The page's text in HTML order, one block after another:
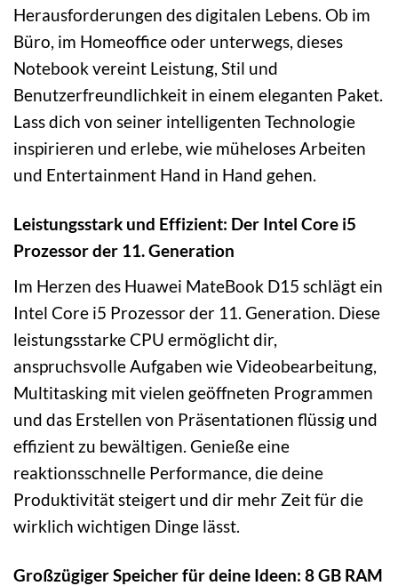
Herausforderungen des digitalen Lebens. Ob im
Büro, im Homeoffice oder unterwegs, dieses
Notebook vereint Leistung, Stil und
Benutzerfreundlichkeit in einem eleganten Paket.
Lass dich von seiner intelligenten Technologie
inspirieren und erlebe, wie müheloses Arbeiten
und Entertainment Hand in Hand gehen.
Leistungsstark und Effizient: Der Intel Core i5
Prozessor der 11. Generation
Im Herzen des Huawei MateBook D15 schlägt ein
Intel Core i5 Prozessor der 11. Generation. Diese
leistungsstarke CPU ermöglicht dir,
anspruchsvolle Aufgaben wie Videobearbeitung,
Multitasking mit vielen geöffneten Programmen
und das Erstellen von Präsentationen flüssig und
effizient zu bewältigen. Genieße eine
reaktionsschnelle Performance, die deine
Produktivität steigert und dir mehr Zeit für die
wirklich wichtigen Dinge lässt.
Großzügiger Speicher für deine Ideen: 8 GB RAM